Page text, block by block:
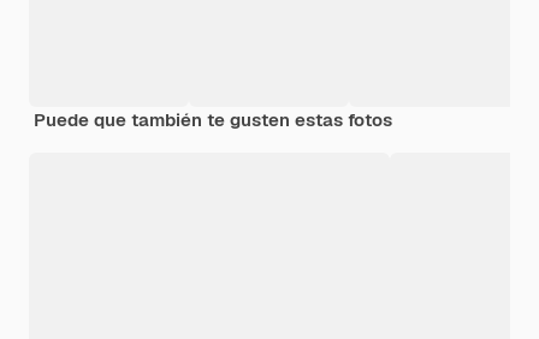
Puede que también te gusten estas fotos